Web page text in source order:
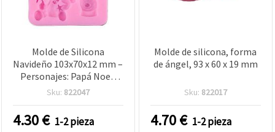
Molde de Silicona
Navideño 103x70x12 mm –
Personajes: Papá Noel,
Reno y Duende | Molde
arcilla polimérica, jabón y
yeso
Sku: 822047
4.30€ 1-2 pieza
Molde de silicona, forma
de ángel, 93 x 60 x 19 mm
Sku: 822017
4.70€ 1-2 pieza